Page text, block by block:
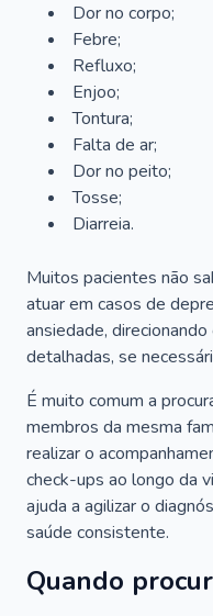
Dor no corpo;
Febre;
Refluxo;
Enjoo;
Tontura;
Falta de ar;
Dor no peito;
Tosse;
Diarreia.
Muitos pacientes não
atuar em casos de
ansiedade,
detalhadas, se
É muito comum a
membros da mesma
realizar o
check-ups ao longo da
ajuda a agilizar o
saúde consistente.
Quando